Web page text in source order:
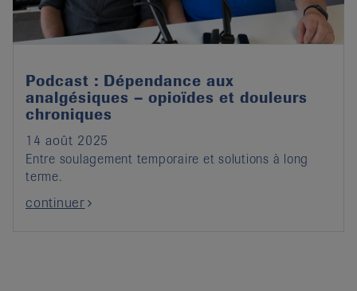
Podcast : Dépendance aux
analgésiques – opioïdes et douleurs
chroniques
14 août 2025
Entre soulagement temporaire et solutions à long
terme.
continuer